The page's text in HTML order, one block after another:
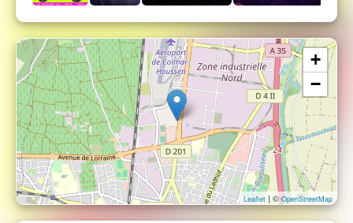
produit aussi partout en France et dans la
francophonie.
A savoir :le spectacle est en configuration assise. Les
places sont payantes pour les enfants à partir de 1 an.
Les plus jeunes bébés, de la naissance à 11 mois, sont
bien sûr les bienvenus (réservez un billet gratuit, un
justificatif vous sera demandé à l'entrée).
+
−
Leaflet | ©OpenStreetMap